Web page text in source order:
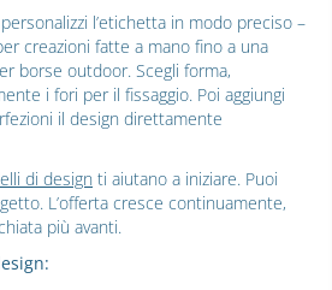
l’etichetta in modo preciso –
creazioni fatte a mano fino a una
borse outdoor. Scegli forma,
i fori per il fissaggio. Poi aggiungi
il design direttamente
di design ti aiutano a iniziare. Puoi
L’offerta cresce continuamente,
più avanti.